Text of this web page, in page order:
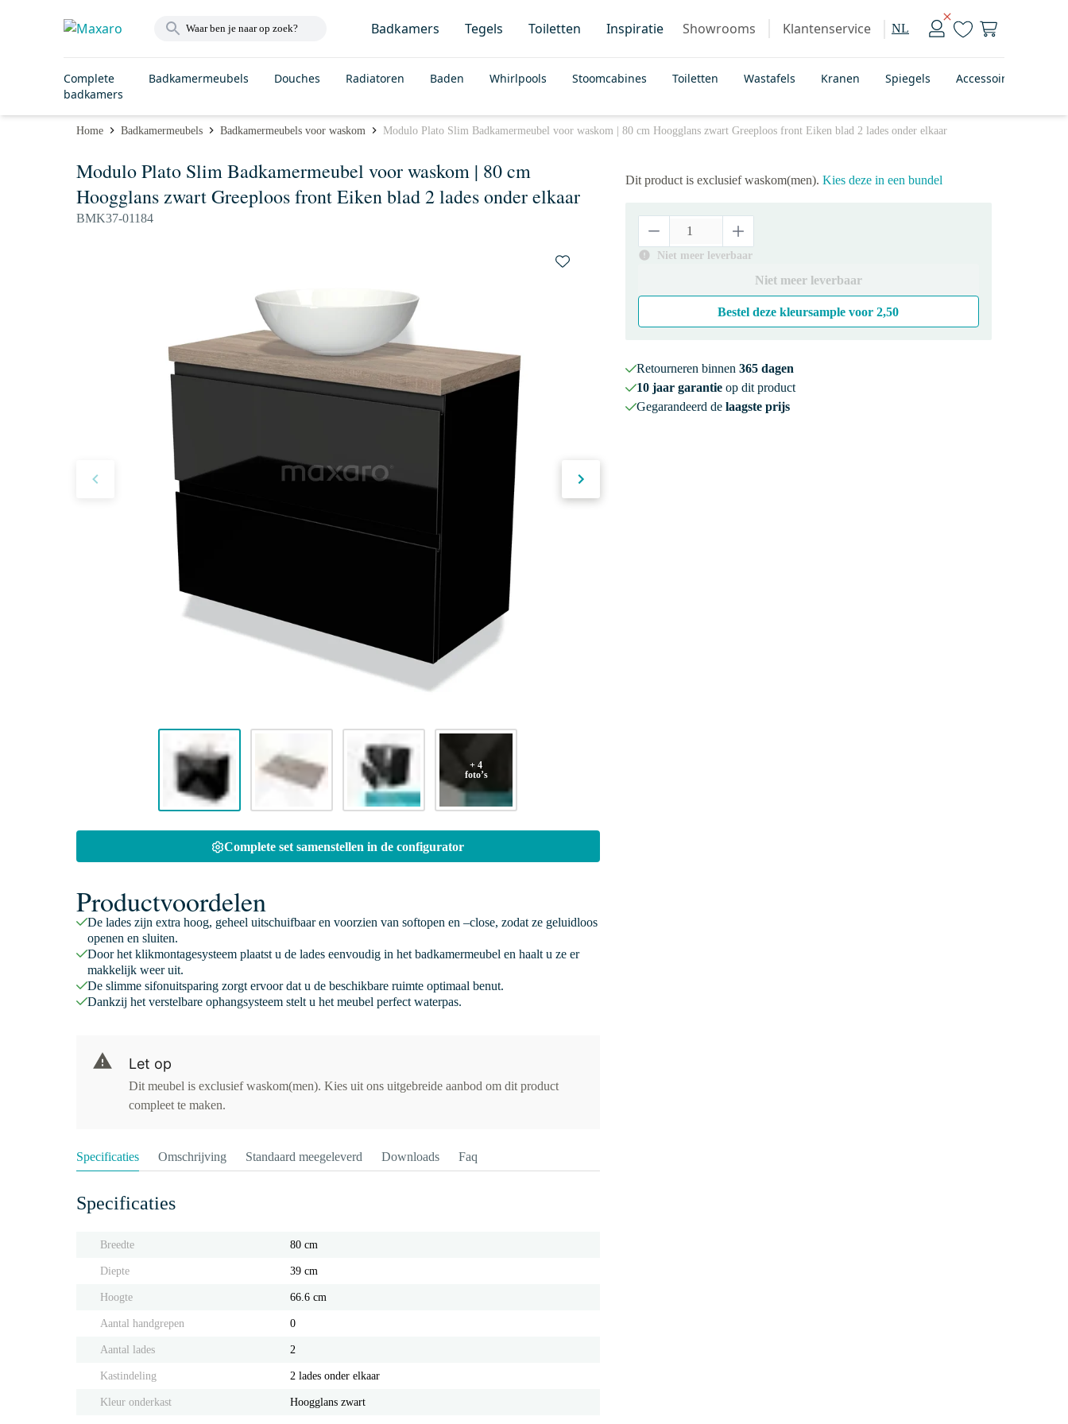
Badkamers Tegels Toiletten Inspiratie Showrooms Klantenservice NL
Complete
badkamers
Badkamermeubels Douches Radiatoren Baden Whirlpools Stoomcabines Toiletten Wastafels Kranen Spiegels Accessoires
Home Badkamermeubels Badkamermeubels voor waskom Modulo Plato Slim Badkamermeubel voor waskom | 80 cm Hoogglans zwart Greeploos front Eiken blad 2 lades onder elkaar
Modulo Plato Slim Badkamermeubel voor waskom | 80 cm
Hoogglans zwart Greeploos front Eiken blad 2 lades onder elkaar
BMK37-01184
+ 4
foto’s
Complete set samenstellen in de configurator
Dit product is exclusief waskom(men). Kies deze in een bundel
Niet meer leverbaar
Niet meer leverbaar
Bestel deze kleursample voor2,50
Retourneren binnen 365 dagen
10 jaar garantieop dit product
Gegarandeerd de laagste prijs
Productvoordelen
De lades zijn extra hoog, geheel uitschuifbaar en voorzien van softopen en –close, zodat ze geluidloos
openen en sluiten.
Door het klikmontagesysteem plaatst u de lades eenvoudig in het badkamermeubel en haalt u ze er
makkelijk weer uit.
De slimme sifonuitsparing zorgt ervoor dat u de beschikbare ruimte optimaal benut.
Dankzij het verstelbare ophangsysteem stelt u het meubel perfect waterpas.
Let op
Dit meubel is exclusief waskom(men). Kies uit ons uitgebreide aanbod om dit product
compleet te maken.
Specificaties Omschrijving Standaard meegeleverd Downloads Faq
Specificaties
Breedte 80 cm
Diepte 39 cm
Hoogte 66.6 cm
Aantal handgrepen 0
Aantal lades 2
Kastindeling 2 lades onder elkaar
Kleur onderkast Hoogglans zwart